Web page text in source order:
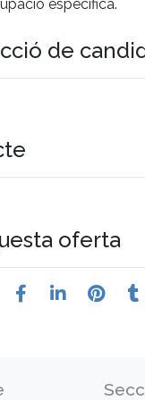
específica.
de
oferta